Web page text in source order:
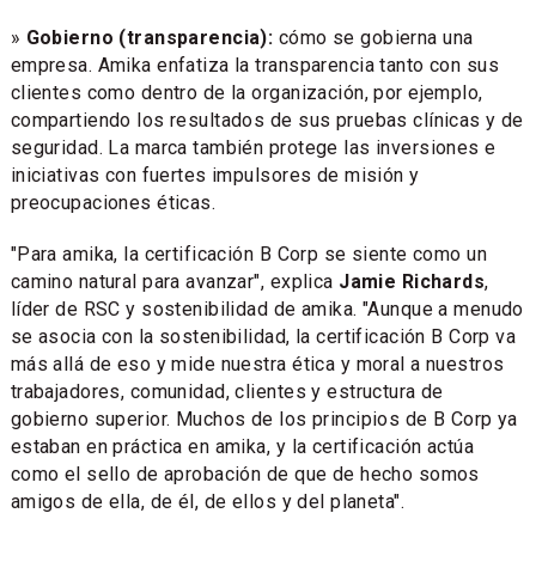
» Gobierno (transparencia): cómo se gobierna una
empresa. Amika enfatiza la transparencia tanto con sus
clientes como dentro de la organización, por ejemplo,
compartiendo los resultados de sus pruebas clínicas y de
seguridad. La marca también protege las inversiones e
iniciativas con fuertes impulsores de misión y
preocupaciones éticas.
"Para amika, la certificación B Corp se siente como un
camino natural para avanzar", explica Jamie Richards,
líder de RSC y sostenibilidad de amika. "Aunque a menudo
se asocia con la sostenibilidad, la certificación B Corp va
más allá de eso y mide nuestra ética y moral a nuestros
trabajadores, comunidad, clientes y estructura de
gobierno superior. Muchos de los principios de B Corp ya
estaban en práctica en amika, y la certificación actúa
como el sello de aprobación de que de hecho somos
amigos de ella, de él, de ellos y del planeta".